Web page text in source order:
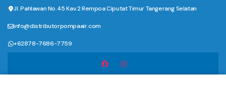
Jl. Pahlawan No.45 Kav.2 Rempoa Ciputat Timur Tangerang Selatan
info@distributorpompaair.com
+62878-7686-7759